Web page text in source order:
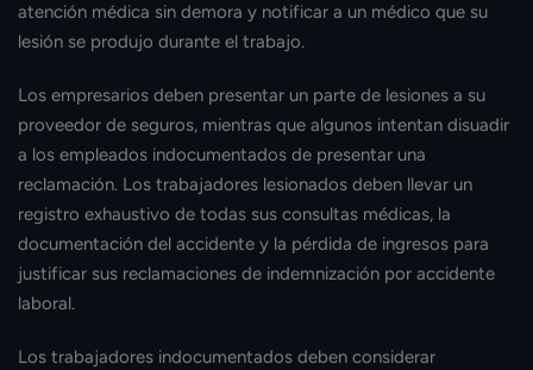
atención médica sin demora y notificar a un médico que su
lesión se produjo durante el trabajo.
Los empresarios deben presentar un parte de lesiones a su
proveedor de seguros, mientras que algunos intentan disuadir
a los empleados indocumentados de presentar una
reclamación. Los trabajadores lesionados deben llevar un
registro exhaustivo de todas sus consultas médicas, la
documentación del accidente y la pérdida de ingresos para
justificar sus reclamaciones de indemnización por accidente
laboral.
Los trabajadores indocumentados deben considerar